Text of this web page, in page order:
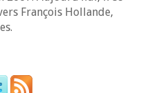
François Hollande,